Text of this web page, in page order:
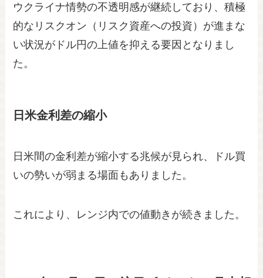
ウクライナ情勢の不透明感が継続しており、積極
的なリスクオン（リスク資産への投資）が進まな
い状況がドル円の上値を抑える要因となりまし
た。
日米金利差の縮小
日米間の金利差が縮小する兆候が見られ、ドル買
いの勢いが弱まる場面もありました。
これにより、レンジ内での値動きが続きました。